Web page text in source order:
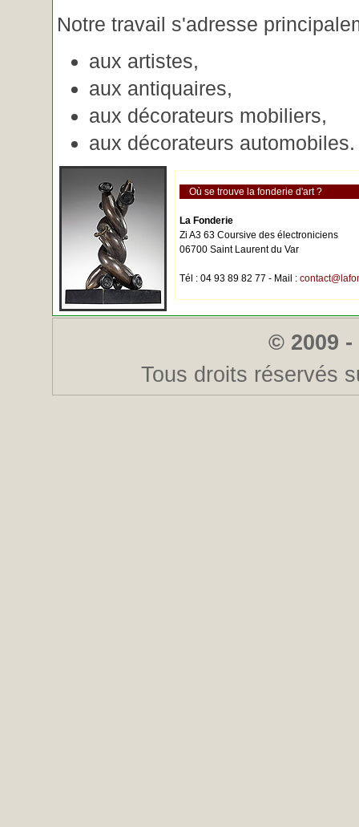
Notre travail s'adresse
aux artistes,
aux antiquaires,
aux décorateurs mobiliers,
aux décorateurs automobiles.
Où se trouve la fonderie d'art ?
La Fonderie
Zi A3 63 Coursive des électroniciens
06700 Saint Laurent du Var
Tél : 04 93 89 82 77 - Mail :
© 2009
Tous droits réservés